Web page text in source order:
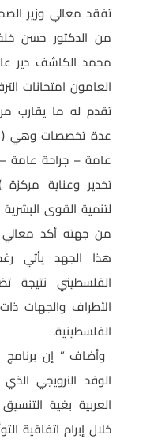
تفقد معالي وزير
من الدكتور حسن
محمد الكاشف دير
العامون امتحانات
عدة تخصصات وهي (
عامة – جراحة عامة
تخدير وعناية
لتنمية القوى البشرية
من جهته أكد معالي
هذا الجهد يأتي
الفلسطيني نتيجة
الأطراف والجهات
الفلسطينية.
وأضاف ” إن
الوفد النرويجي
العربية بغية
خلال إبرام اتفاقية